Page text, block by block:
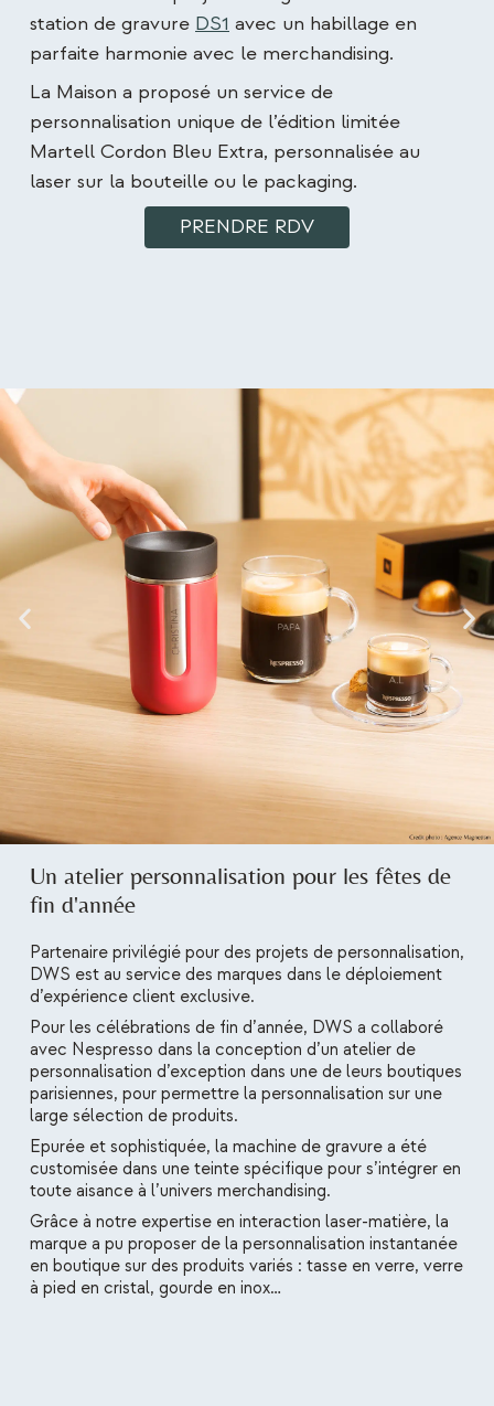
station de gravure DS1 avec un habillage en
parfaite harmonie avec le merchandising.
La Maison a proposé un service de
personnalisation unique de l’édition limitée
Martell Cordon Bleu Extra, personnalisée au
laser sur la bouteille ou le packaging.
PRENDRE RDV
Un atelier personnalisation pour les fêtes de
fin d'année
Partenaire privilégié pour des projets de personnalisation,
DWS est au service des marques dans le déploiement
d’expérience client exclusive.
Pour les célébrations de fin d’année, DWS a collaboré
avec Nespresso dans la conception d’un atelier de
personnalisation d’exception dans une de leurs boutiques
parisiennes, pour permettre la personnalisation sur une
large sélection de produits.
Epurée et sophistiquée, la machine de gravure a été
customisée dans une teinte spécifique pour s’intégrer en
toute aisance à l’univers merchandising.
Grâce à notre expertise en interaction laser-matière, la
marque a pu proposer de la personnalisation instantanée
en boutique sur des produits variés : tasse en verre, verre
à pied en cristal, gourde en inox…